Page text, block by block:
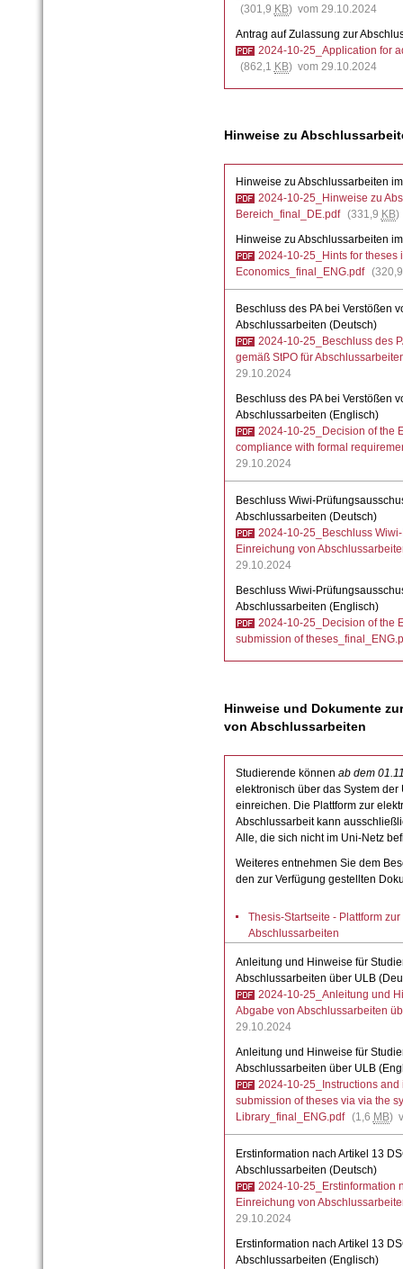
(301,9 KB) vom 29.10.2024
Antrag auf Zulassung zur
2024-10-25_Application for
(862,1 KB) vom 29.10.2024
Hinweise zu
Hinweise zu Abschlussarbeiten
2024-10-25_Hinweise zu
Bereich_final_DE.pdf (331,9 KB)
Hinweise zu Abschlussarbeiten
2024-10-25_Hints for theses
Economics_final_ENG.pdf
Beschluss des PA bei Verstößen
Abschlussarbeiten (Deutsch)
2024-10-25_Beschluss des
gemäß StPO für
29.10.2024
Beschluss des PA bei Verstößen
Abschlussarbeiten (Englisch)
2024-10-25_Decision of the
compliance with formal
29.10.2024
Beschluss Wiwi-
Abschlussarbeiten (Deutsch)
2024-10-25_Beschluss
Einreichung von
29.10.2024
Beschluss Wiwi-
Abschlussarbeiten (Englisch)
2024-10-25_Decision of the
submission of
Hinweise und Dokumente
von Abschlussarbeiten
Studierende können ab dem
elektronisch über das System
einreichen. Die Plattform zur
Abschlussarbeit kann
Alle, die sich nicht im Uni-Netz
Weiteres entnehmen Sie dem
den zur Verfügung gestellten
Thesis-Startseite - Plattform
Abschlussarbeiten
Anleitung und Hinweise für
Abschlussarbeiten über ULB
2024-10-25_Anleitung und
Abgabe von Abschlussarbeiten
29.10.2024
Anleitung und Hinweise für
Abschlussarbeiten über ULB
2024-10-25_Instructions
submission of theses via via the
Library_final_ENG.pdf (1,6 MB)
Erstinformation nach Artikel 13
Abschlussarbeiten (Deutsch)
2024-10-25_Erstinformation
Einreichung von
29.10.2024
Erstinformation nach Artikel 13
Abschlussarbeiten (Englisch)